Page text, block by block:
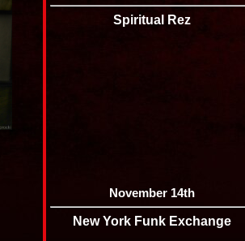
Spiritual Rez
November 14th
New York Funk Exchange